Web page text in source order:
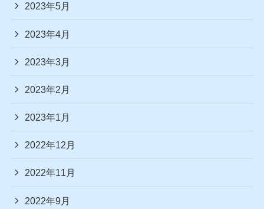
2023年5月
2023年4月
2023年3月
2023年2月
2023年1月
2022年12月
2022年11月
2022年9月